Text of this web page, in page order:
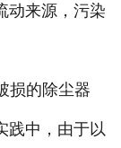
动来源，污染
损的除尘器
践中，由于以